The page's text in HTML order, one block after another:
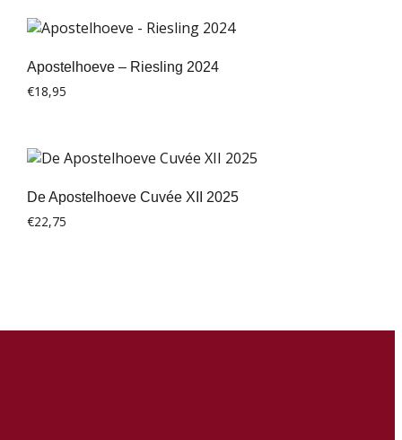
Apostelhoeve – Riesling 2024
€18,95
De Apostelhoeve Cuvée XII 2025
€22,75